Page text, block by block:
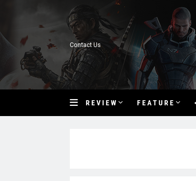
Contact Us
R E V I E W F E A T U R E